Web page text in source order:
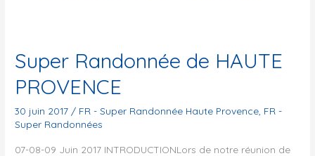
Super Randonnée de HAUTE
PROVENCE
30 juin 2017 / FR - Super Randonnée Haute Provence FR -
Super Randonnées
07-08-09 Juin 2017 INTRODUCTIONLors de notre réunion de